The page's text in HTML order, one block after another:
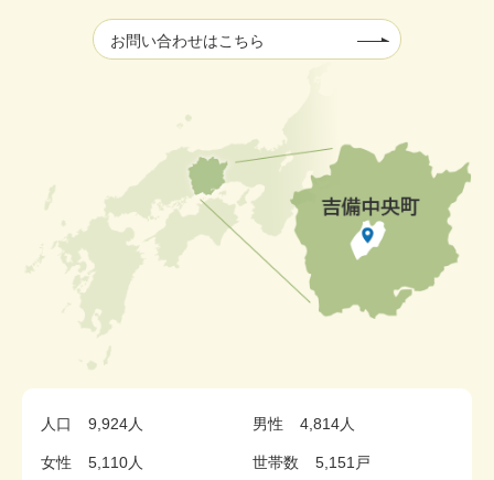
お問い合わせはこちら
人口 9,924人 男性 4,814人
女性 5,110人 世帯数 5,151戸